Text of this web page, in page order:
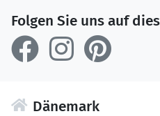
Folgen Sie uns auf
Dänemark